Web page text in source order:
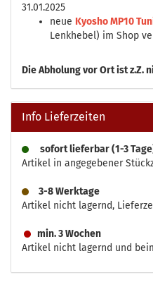
31.01.2025
neue Kyosho MP10
Lenkhebel) im Shop
DieAbholung vor Ort ist z.Z.
Info Lieferzeiten
sofort lieferbar (1-3
Artikel in angegebener
3-8 Werktage
Artikel nicht lagernd,
min. 3 Wochen
Artikel nicht lagernd und